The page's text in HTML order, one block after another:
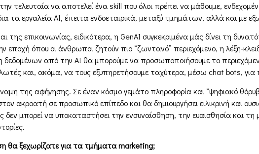
τελευταία να αποτελεί ένα skill που όλοι πρέπει να µάθουµε,
τα εργαλεία AI, έπειτα ενδοεταιρικά, µεταξύ τµηµάτων, αλλά και µε
της επικοινωνίας, ειδικότερα, η GenAI συγκεκριµένα µάς δίνει τη
εποχή όπου οι άνθρωποι ζητούν πιο “ζωντανό” περιεχόµενο, η λέξη-
δεδοµένων από την AI θα µπορούµε να προσωποποιήσουµε το
και, ακόµα, να τους εξυπηρετήσουµε ταχύτερα, µέσω chat bots, για
της αφήγησης. Σε έναν κόσµο γεµάτο πληροφορία και “ψηφιακό
ακροατή σε προσωπικό επίπεδο και θα δηµιουργήσει ειλικρινή και
µπορεί να υποκαταστήσει την ενσυναίσθηση, την ευαισθησία και
θα ξεχωρίζατε για τα τµήµατα marketing;